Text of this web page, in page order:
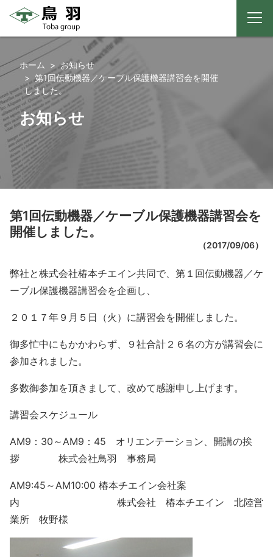
テ
ツ
へ
ス
キ
プ
ニ
ホーム
お知らせ
第1回伝動機器／ケーブル保護機器講習会を開催
しました。
お知らせ
第1回伝動機器／ケーブル保護機器講習会を
開催しました。
（2017/09/06）
弊社と株式会社椿本チエイン共同で、第１回伝動機器／ケ
ーブル保護機器講習会を企画し、
２０１７年９月５日（火）に講習会を開催しました。
御多忙中にもかかわらず、９社合計２６名の方が講習会に
参加されました。
多数御参加を頂きまして、改めて感謝申し上げます。
講習会スケジュール
AM9：30～AM9：45 オリエンテーション、開講の挨
拶 株式会社鳥羽 事務局
AM9:45～AM10:00 椿本チエイン会社案
内 株式会社 椿本チエイン 北陸営
業所 牧野様